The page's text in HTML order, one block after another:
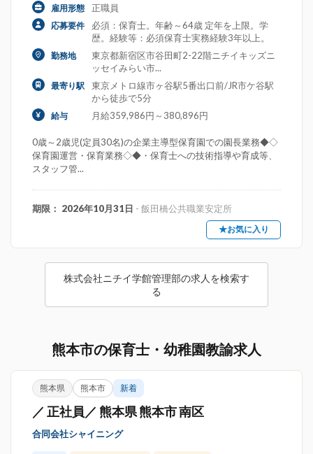
雇用形態 正職員
応募要件
必須：保育士。年齢～64歳 定年を上限。学
歴。経験等：必須保育士実務経験3年以上。
勤務地
東京都新宿区市谷田町2-22階ニチイキッズニ
ッセイみらい市...
最寄り駅
東京メトロ線市ヶ谷駅5番出口前/JR市ケ谷駅
から徒歩で5分
給与 月給359,986円～380,896円
0歳～2歳児(定員30名)の企業主導型保育園での園長業務◆◇
保育園運営・保育業務◇◆・保育士への技術指導や育成等、
スタッフ管...
期限： 2026年10月31日 - 飯田橋公共職業安定所
★お気に入り
株式会社ニチイ学館管理部の求人を検索す
る
熊本市の保育士・幼稚園教諭求人
熊本県 熊本市 新着
／ 正社員／ 熊本県 熊本市 南区
合同会社シャイニング